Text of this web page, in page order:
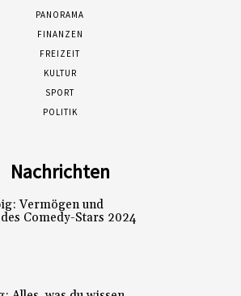
PANORAMA
FINANZEN
FREIZEIT
KULTUR
SPORT
POLITIK
Nachrichten
Vermögen und
Comedy-Stars 2024